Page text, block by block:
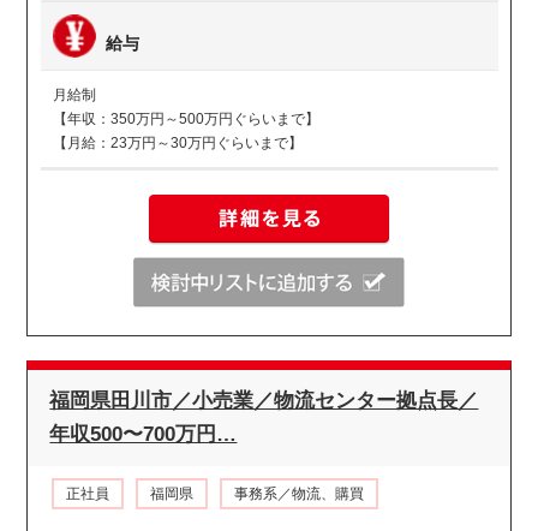
給与
月給制
【年収：350万円～500万円ぐらいまで】
【月給：23万円～30万円ぐらいまで】
福岡県田川市／小売業／物流センター拠点長／
年収500〜700万円…
正社員 福岡県 事務系／物流、購買